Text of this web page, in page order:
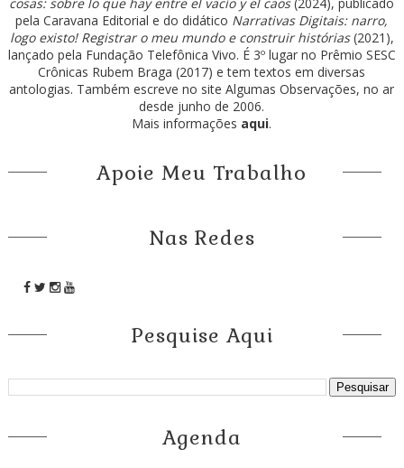
pela Caravana Editorial e do didático Narrativas Digitais: narro,
logo existo! Registrar o meu mundo e construir histórias(2021),
lançado pela Fundação Telefônica Vivo. É 3º lugar no Prêmio SESC
Crônicas Rubem Braga (2017) e tem textos em diversas
antologias. Também escreve no site Algumas Observações, no ar
desde junho de 2006.
Mais informações aqui.
Apoie Meu Trabalho
Nas Redes
Pesquise Aqui
Agenda